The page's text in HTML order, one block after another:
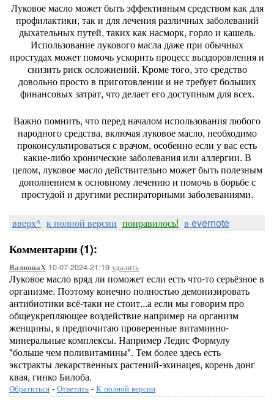
Луковое масло может быть эффективным средством как для
профилактики, так и для лечения различных заболеваний
дыхательных путей, таких как насморк, горло и кашель.
Использование лукового масла даже при обычных
простудах может помочь ускорить процесс выздоровления и
снизить риск осложнений. Кроме того, это средство
довольно просто в приготовлении и не требует больших
финансовых затрат, что делает его доступным для всех.
Важно помнить, что перед началом использования любого
народного средства, включая луковое масло, необходимо
проконсультироваться с врачом, особенно если у вас есть
какие-либо хронические заболевания или аллергии. В
целом, луковое масло действительно может быть полезным
дополнением к основному лечению и помочь в борьбе с
простудой и другими респираторными заболеваниями.
вверх^ к полной версии понравилось! в evernote
Комментарии (1):
ВалюшаХ 10-07-2024-21:19 удалить
Луковое масло вряд ли поможет если есть что-то серьёзное в
организме. Поэтому конечно полностью демонизировать
антибиотики всё-таки не стоит...а если мы говорим про
общеукрепляющее воздействие например на организм
женщины, я предпочитаю проверенные витаминно-
минеральные комплексы. Например Ледис Формулу
"больше чем поливитамины". Тем более здесь есть
экстракты лекарственных растений-эхинацея, корень донг
квая, гинко Билоба.
Обратиться - Ответить - К полной версии